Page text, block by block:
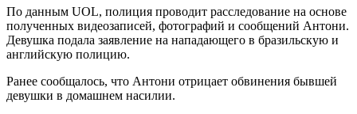
По данным UOL, полиция проводит расследование на основе
полученных видеозаписей, фотографий и сообщений Антони.
Девушка подала заявление на нападающего в бразильскую и
английскую полицию.
Ранее сообщалось, что Антони отрицает обвинения бывшей
девушки в домашнем насилии.